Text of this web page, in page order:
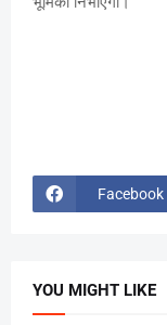
Facebook
YOU MIGHT LIKE